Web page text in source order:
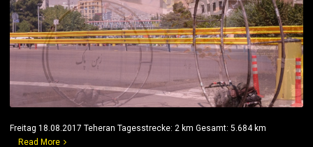
Freitag 18.08.2017 Teheran Tagesstrecke: 2 km Gesamt: 5.684 km
Read More